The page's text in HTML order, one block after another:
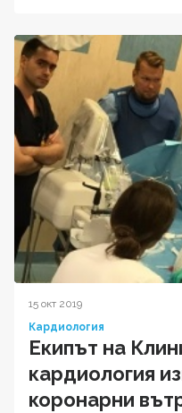
15 окт 2019
Кардиология
Екипът на
кардиология
коронарни